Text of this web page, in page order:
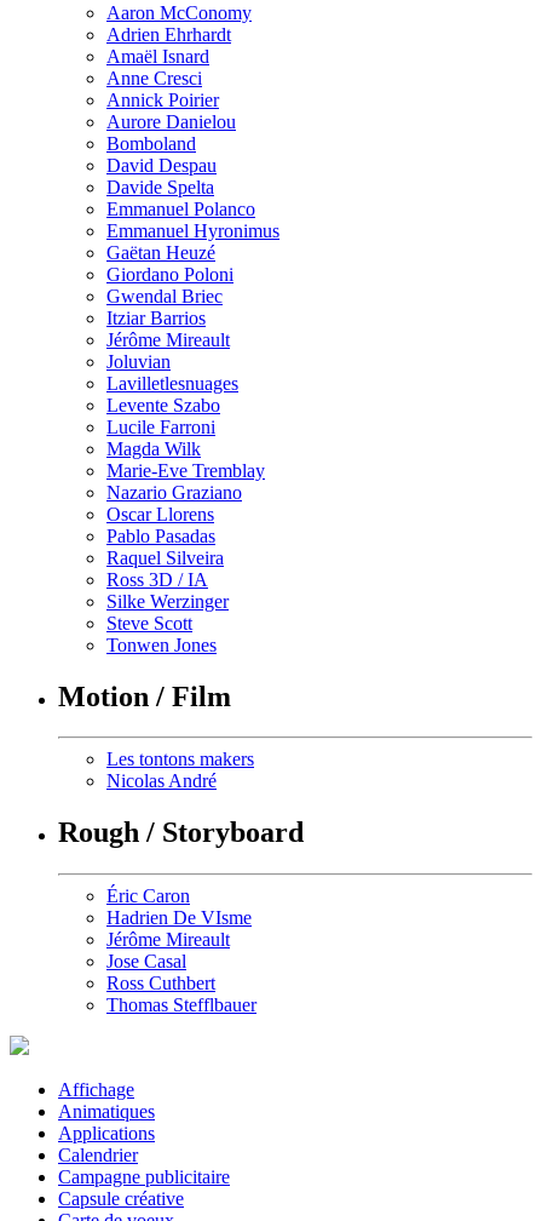
Aaron McConomy
Adrien Ehrhardt
Amaël Isnard
Anne Cresci
Annick Poirier
Aurore Danielou
Bomboland
David Despau
Davide Spelta
Emmanuel Polanco
Emmanuel Hyronimus
Gaëtan Heuzé
Giordano Poloni
Gwendal Briec
Itziar Barrios
Jérôme Mireault
Joluvian
Lavilletlesnuages
Levente Szabo
Lucile Farroni
Magda Wilk
Marie-Eve Tremblay
Nazario Graziano
Oscar Llorens
Pablo Pasadas
Raquel Silveira
Ross 3D / IA
Silke Werzinger
Steve Scott
Tonwen Jones
Motion / Film
Les tontons makers
Nicolas André
Rough / Storyboard
Éric Caron
Hadrien De VIsme
Jérôme Mireault
Jose Casal
Ross Cuthbert
Thomas Stefflbauer
Affichage
Animatiques
Applications
Calendrier
Campagne publicitaire
Capsule créative